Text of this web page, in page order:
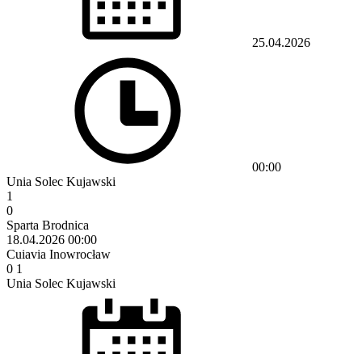
25.04.2026
00:00
Unia Solec Kujawski
1
0
Sparta Brodnica
18.04.2026 00:00
Cuiavia Inowrocław
0 1
Unia Solec Kujawski